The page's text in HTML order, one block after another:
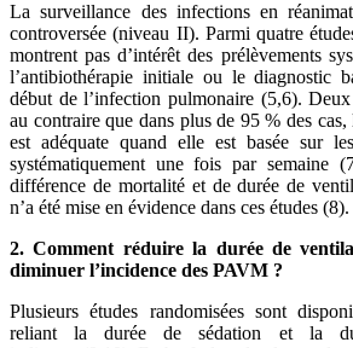
La surveillance des infections en
controversée (niveau II). Parmi quatre
montrent pas d’intérêt des prélèvements
l’antibiothérapie initiale ou le diagnostic
début de l’infection pulmonaire (5,6).
au contraire que dans plus de 95 % des
est adéquate quand elle est basée sur
systématiquement une fois par semaine
différence de mortalité et de durée de
n’a été mise en évidence dans ces études (8).
2. Comment réduire la durée de
diminuer l’incidence des PAVM ?
Plusieurs études randomisées sont
reliant la durée de sédation et la